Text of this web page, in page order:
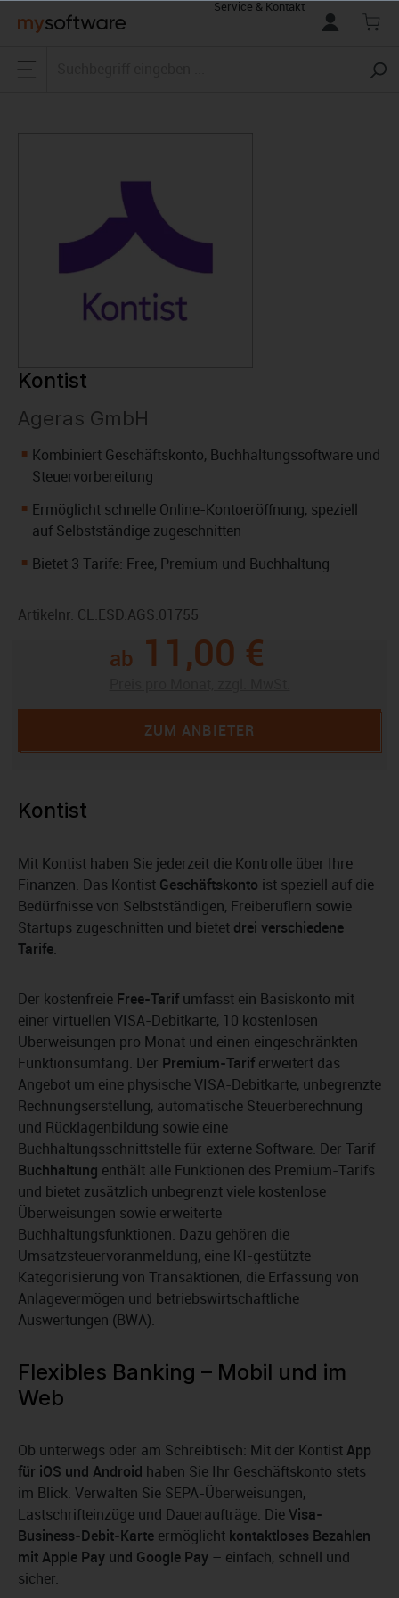
springen
Service & Kontakt
Kontist
Ageras GmbH
Kombiniert Geschäftskonto, Buchhaltungssoftware und
Steuervorbereitung
Ermöglicht schnelle Online-Kontoeröffnung, speziell
auf Selbstständige zugeschnitten
Bietet 3 Tarife: Free, Premium und Buchhaltung
Artikelnr. CL.ESD.AGS.01755
ab 11,00 €
ZUM ANBIETER
Kontist
Mit Kontist haben Sie jederzeit die Kontrolle über Ihre
Finanzen. Das Kontist Geschäftskonto ist speziell auf die
Bedürfnisse von Selbstständigen, Freiberuflern sowie
Startups zugeschnitten und bietet drei verschiedene
Tarife.
Der kostenfreie Free-Tarifumfasst ein Basiskonto mit
einer virtuellen VISA-Debitkarte, 10 kostenlosen
Überweisungen pro Monat und einen eingeschränkten
Funktionsumfang. Der Premium-Tariferweitert das
Angebot um eine physische VISA-Debitkarte, unbegrenzte
Rechnungserstellung, automatische Steuerberechnung
und Rücklagenbildung sowie eine
Buchhaltungsschnittstelle für externe Software. Der Tarif
Buchhaltung enthält alle Funktionen des Premium-Tarifs
und bietet zusätzlich unbegrenzt viele kostenlose
Überweisungen sowie erweiterte
Buchhaltungsfunktionen. Dazu gehören die
Umsatzsteuervoranmeldung, eine KI-gestützte
Kategorisierung von Transaktionen, die Erfassung von
Anlagevermögen und betriebswirtschaftliche
Auswertungen (BWA).
Flexibles Banking – Mobil und im
Web
Ob unterwegs oder am Schreibtisch: Mit der KontistApp
für iOS und Android haben Sie Ihr Geschäftskonto stets
im Blick. Verwalten Sie SEPA-Überweisungen,
Lastschrifteinzüge und Daueraufträge. DieVisa-
Business-Debit-Karte ermöglicht kontaktloses Bezahlen
mit Apple Pay und Google Pay – einfach, schnell und
sicher.